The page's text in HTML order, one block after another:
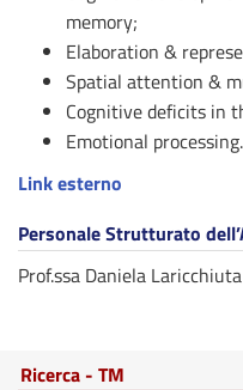
memory;
Elaboration &
Spatial attention &
Cognitive deficits in
Emotional processing.
Link esterno
Personale Strutturato
Prof.ssa Daniela Laricchiuta
Ricerca - TM